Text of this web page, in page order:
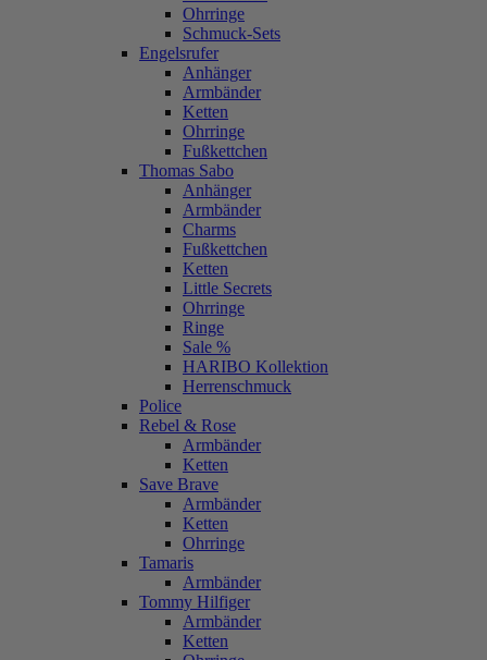
Ohrringe
Schmuck-Sets
Engelsrufer
Anhänger
Armbänder
Ketten
Ohrringe
Fußkettchen
Thomas Sabo
Anhänger
Armbänder
Charms
Fußkettchen
Ketten
Little Secrets
Ohrringe
Ringe
Sale %
HARIBO Kollektion
Herrenschmuck
Police
Rebel & Rose
Armbänder
Ketten
Save Brave
Armbänder
Ketten
Ohrringe
Tamaris
Armbänder
Tommy Hilfiger
Armbänder
Ketten